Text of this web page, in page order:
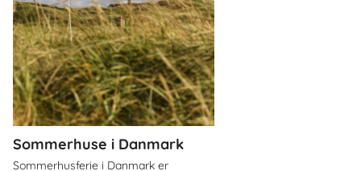
Sommerhuse i Danmark
Sommerhusferie i Danmark er